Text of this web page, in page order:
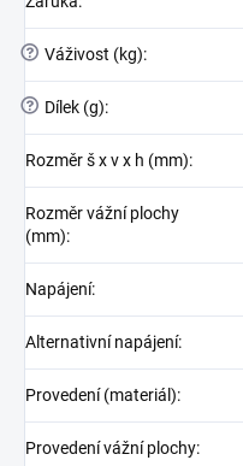
? Váživost (kg):
? Dílek (g):
Rozměr š x v x h (mm):
Rozměr vážní plochy
(mm):
Napájení:
Alternativní napájení:
Provedení (materiál):
Provedení vážní plochy: